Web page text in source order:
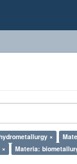
×
Materia: